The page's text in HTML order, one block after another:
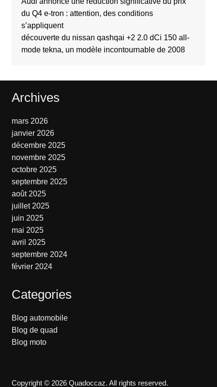
du Q4 e-tron : attention, des conditions
s’appliquent
découverte du nissan qashqai +2 2.0 dCi 150 all-
mode tekna, un modèle incontournable de 2008
Archives
mars 2026
janvier 2026
décembre 2025
novembre 2025
octobre 2025
septembre 2025
août 2025
juillet 2025
juin 2025
mai 2025
avril 2025
septembre 2024
février 2024
Categories
Blog automobile
Blog de quad
Blog moto
Copyright © 2026 Quadoccaz. All rights reserved.